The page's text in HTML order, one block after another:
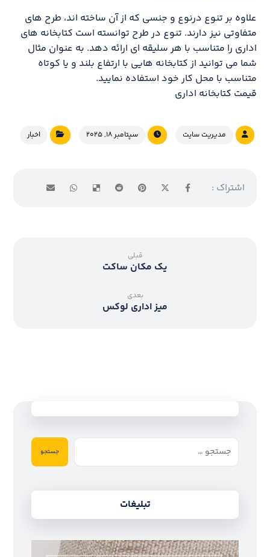
علاوه بر تنوع درنوع و جنسی که از آن ساخته اند، طرح های
متفاوتی نیز دارند. تنوع در طرح توانسته است کتابخانه های
اداری را متناسب با هر سلیقه ای ارائه دهد. به عنوان مثال
شما می توانید از کتابخانه هایی با ارتفاع بلند و یا کوتاه
متناسب با محل کار خود استفاده نمایید.
قیمت کتابخانه اداری
مدیریت سایت سپتامبر ۱۸, ۲۰۲۵ اخبار
قبلی
یک مکان ساکت
بعدی
میز اداری لوکس
جستجو
تبلیغات